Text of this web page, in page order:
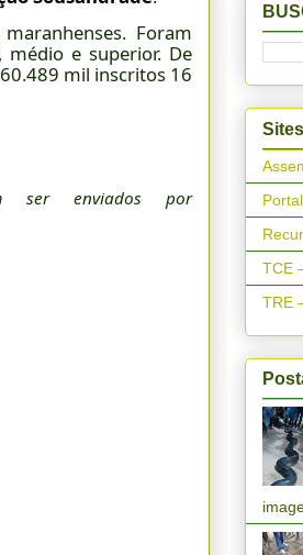
Foram
e superior. De
mil inscritos 16
ser enviados por
TCE
TRE